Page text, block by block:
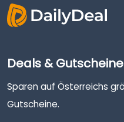
Deals & Gutscheine
Sparen auf Österreichs
Gutscheine.